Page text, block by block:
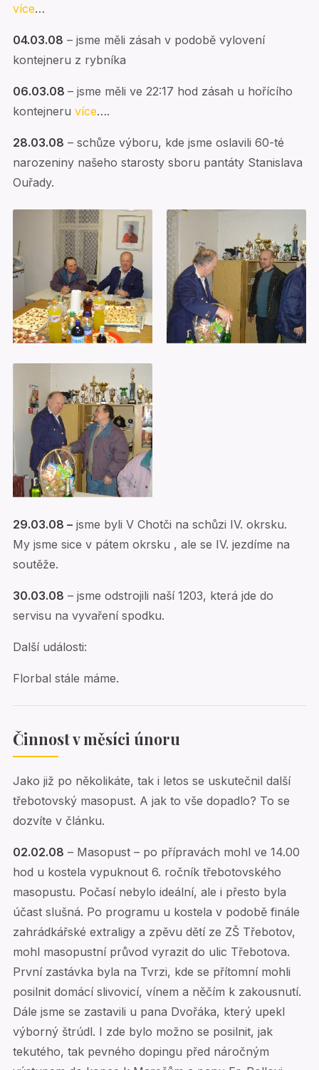
více…
04.03.08 – jsme měli zásah v podobě vylovení
kontejneru z rybníka
06.03.08 – jsme měli ve 22:17 hod zásah u hořícího
kontejneru více….
28.03.08 – schůze výboru, kde jsme oslavili 60-té
narozeniny našeho starosty sboru pantáty Stanislava
Ouřady.
29.03.08 – jsme byli V Chotči na schůzi IV. okrsku.
My jsme sice v pátem okrsku , ale se IV. jezdíme na
soutěže.
30.03.08 – jsme odstrojili naší 1203, která jde do
servisu na vyvaření spodku.
Další události:
Florbal stále máme.
Činnost v měsíci únoru
Jako již po několikáte, tak i letos se uskutečnil další
třebotovský masopust. A jak to vše dopadlo? To se
dozvíte v článku.
02.02.08 – Masopust – po přípravách mohl ve 14.00
hod u kostela vypuknout 6. ročník třebotovského
masopustu. Počasí nebylo ideální, ale i přesto byla
účast slušná. Po programu u kostela v podobě finále
zahrádkářské extraligy a zpěvu dětí ze ZŠ Třebotov,
mohl masopustní průvod vyrazit do ulic Třebotova.
První zastávka byla na Tvrzi, kde se přítomní mohli
posilnit domácí slivovicí, vínem a něčím k zakousnutí.
Dále jsme se zastavili u pana Dvořáka, který upekl
výborný štrúdl. I zde bylo možno se posilnit, jak
tekutého, tak pevného dopingu před náročným